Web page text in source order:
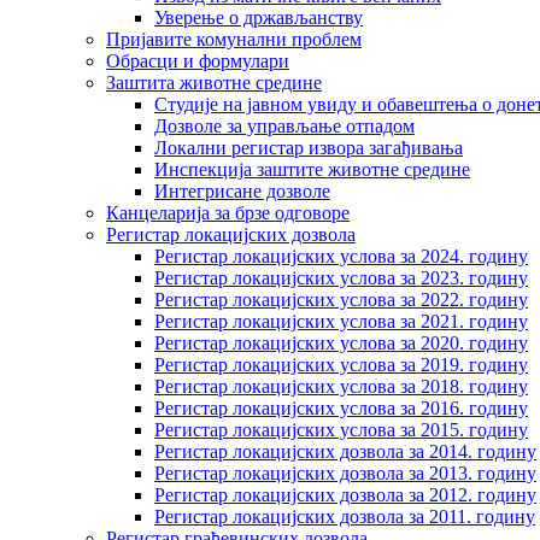
Уверење о држављанству
Пријавите комунални проблем
Обрасци и формулари
Заштита животне средине
Студије на јавном увиду и обавештења о
Дозволе за управљање отпадом
Локални регистар извора загађивања
Инспекција заштите животне средине
Интегрисане дозволе
Канцеларија за брзе одговоре
Регистар локацијских дозвола
Регистар локацијских услова за 2024. годину
Регистар локацијских услова за 2023. годину
Регистар локацијских услова за 2022. годину
Регистар локацијских услова за 2021. годину
Регистар локацијских услова за 2020. годину
Регистар локацијских услова за 2019. годину
Регистар локацијских услова за 2018. годину
Регистар локацијских услова за 2016. годину
Регистар локацијских услова за 2015. годину
Регистар локацијских дозвола за 2014. годину
Регистар локацијских дозвола за 2013. годину
Регистар локацијских дозвола за 2012. годину
Регистар локацијских дозвола за 2011. годину